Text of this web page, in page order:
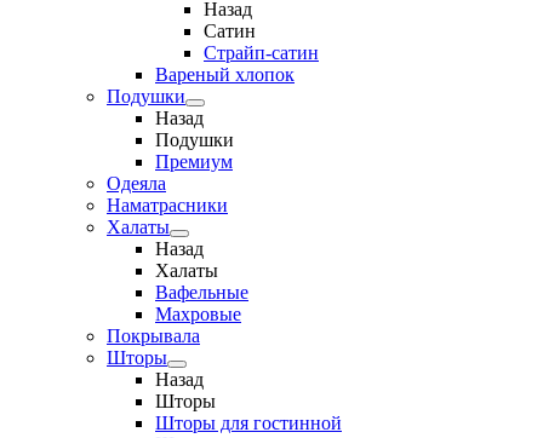
Назад
Сатин
Страйп-сатин
Вареный хлопок
Подушки
Назад
Подушки
Премиум
Одеяла
Наматрасники
Халаты
Назад
Халаты
Вафельные
Махровые
Покрывала
Шторы
Назад
Шторы
Шторы для гостинной